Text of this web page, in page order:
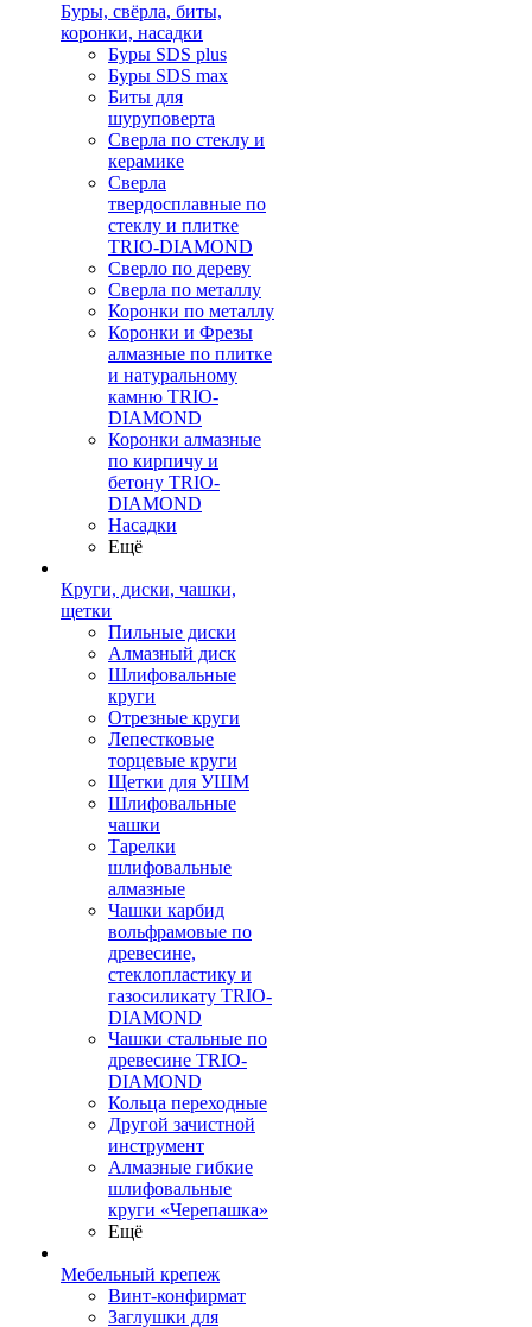
Буры, свёрла, биты,
коронки, насадки
Буры SDS plus
Буры SDS max
Биты для
шуруповерта
Сверла по стеклу и
керамике
Сверла
твердосплавные по
стеклу и плитке
TRIO-DIAMOND
Сверло по дереву
Сверла по металлу
Коронки по металлу
Коронки и Фрезы
алмазные по плитке
и натуральному
камню TRIO-
DIAMOND
Коронки алмазные
по кирпичу и
бетону TRIO-
DIAMOND
Насадки
Ещё
Круги, диски, чашки,
щетки
Пильные диски
Алмазный диск
Шлифовальные
круги
Отрезные круги
Лепестковые
торцевые круги
Щетки для УШМ
Шлифовальные
чашки
Тарелки
шлифовальные
алмазные
Чашки карбид
вольфрамовые по
древесине,
стеклопластику и
газосиликату TRIO-
DIAMOND
Чашки стальные по
древесине TRIO-
DIAMOND
Кольца переходные
Другой зачистной
инструмент
Алмазные гибкие
шлифовальные
круги «Черепашка»
Ещё
Мебельный крепеж
Винт-конфирмат
Заглушки для